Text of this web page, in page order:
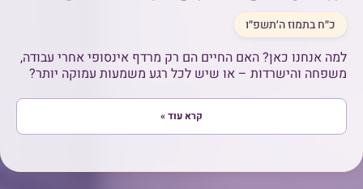
כ״ח בתמוז ה׳תשפ״ו
למה אנחנו כאן? האם החיים הם רק מרדף אינסופי אחרי עבודה,
משפחה והישרדות – או שיש לכל רגע משמעות עמוקה יותר?
קרא עוד »